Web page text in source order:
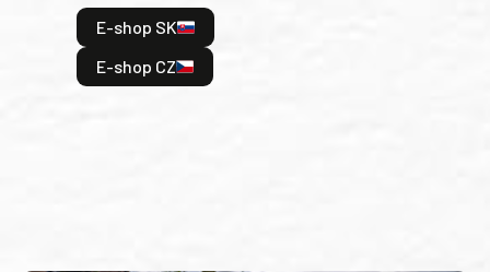
E-shop SK
E-shop CZ